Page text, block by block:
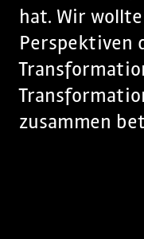
hat. Wir
Perspektiven
zusammen